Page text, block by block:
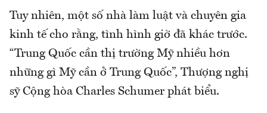
Tuy nhiên, một số nhà làm luật và chuyên gia
kinh tế cho rằng, tình hình giờ đã khác trước.
“Trung Quốc cần thị trường Mỹ nhiều hơn
những gì Mỹ cần ở Trung Quốc”, Thượng nghị
sỹ Cộng hòa Charles Schumer phát biểu.